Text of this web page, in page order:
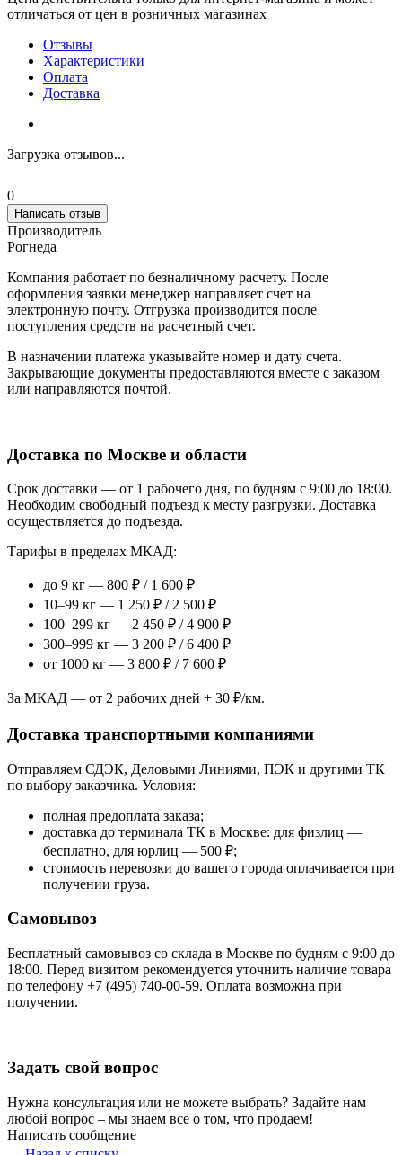
отличаться от цен в розничных магазинах
Отзывы
Характеристики
Оплата
Доставка
Загрузка отзывов...
0
Написать отзыв
Производитель
Рогнеда
Компания работает по безналичному расчету. После
оформления заявки менеджер направляет счет на
электронную почту. Отгрузка производится после
поступления средств на расчетный счет.
В назначении платежа указывайте номер и дату счета.
Закрывающие документы предоставляются вместе с заказом
или направляются почтой.
Доставка по Москве и области
Срок доставки — от 1 рабочего дня, по будням с 9:00 до 18:00.
Необходим свободный подъезд к месту разгрузки. Доставка
осуществляется до подъезда.
Тарифы в пределах МКАД:
до 9 кг — 800 ₽ / 1 600 ₽
10–99 кг — 1 250 ₽ / 2 500 ₽
100–299 кг — 2 450 ₽ / 4 900 ₽
300–999 кг — 3 200 ₽ / 6 400 ₽
от 1000 кг — 3 800 ₽ / 7 600 ₽
За МКАД — от 2 рабочих дней + 30 ₽/км.
Доставка транспортными компаниями
Отправляем СДЭК, Деловыми Линиями, ПЭК и другими ТК
по выбору заказчика. Условия:
полная предоплата заказа;
доставка до терминала ТК в Москве: для физлиц —
бесплатно, для юрлиц — 500 ₽;
стоимость перевозки до вашего города оплачивается при
получении груза.
Самовывоз
Бесплатный самовывоз со склада в Москве по будням с 9:00 до
18:00. Перед визитом рекомендуется уточнить наличие товара
по телефону +7 (495) 740-00-59. Оплата возможна при
получении.
Задать свой вопрос
Нужна консультация или не можете выбрать? Задайте нам
любой вопрос – мы знаем все о том, что продаем!
Написать сообщение